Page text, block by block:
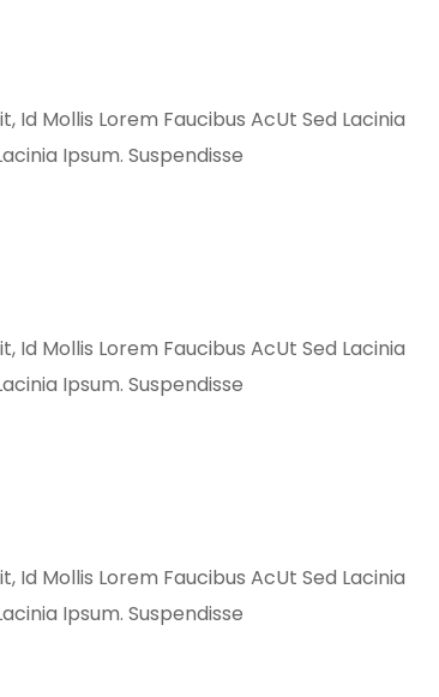
Id Mollis Lorem Faucibus AcUt Sed Lacinia
Ipsum. Suspendisse
Id Mollis Lorem Faucibus AcUt Sed Lacinia
Ipsum. Suspendisse
Id Mollis Lorem Faucibus AcUt Sed Lacinia
Ipsum. Suspendisse